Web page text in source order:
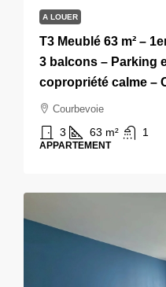
A LOUER
T3 Meublé 63 m² –
3 balcons – Parking
copropriété calme –
Courbevoie
3 63 m² 1
APPARTEMENT